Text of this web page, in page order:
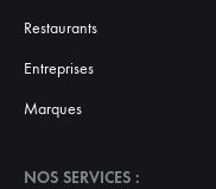
Restaurants
Entreprises
Marques
NOS SERVICES :